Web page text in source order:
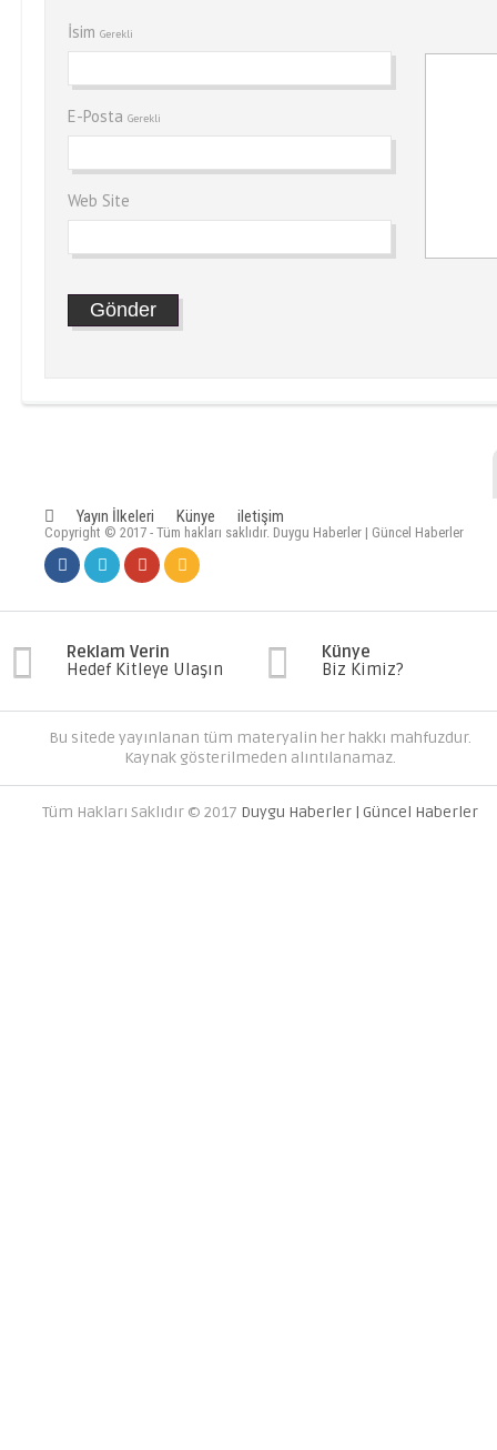
İsim Gerekli
E-Posta Gerekli
Web Site
Yayın İlkeleri Künye iletişim
Copyright © 2017 - Tüm hakları saklıdır. Duygu Haberler | Güncel Haberler
Reklam Verin
Hedef Kitleye Ulaşın
Künye
Biz Kimiz?
Bu sitede yayınlanan tüm materyalin her hakkı mahfuzdur.
Kaynak gösterilmeden alıntılanamaz.
Tüm Hakları Saklıdır © 2017 Duygu Haberler | Güncel Haberler